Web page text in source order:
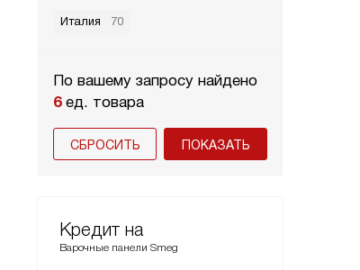
Италия 70
По вашему запросу найдено
6ед. товара
СБРОСИТЬ
Кредит на
Варочные панели Smeg